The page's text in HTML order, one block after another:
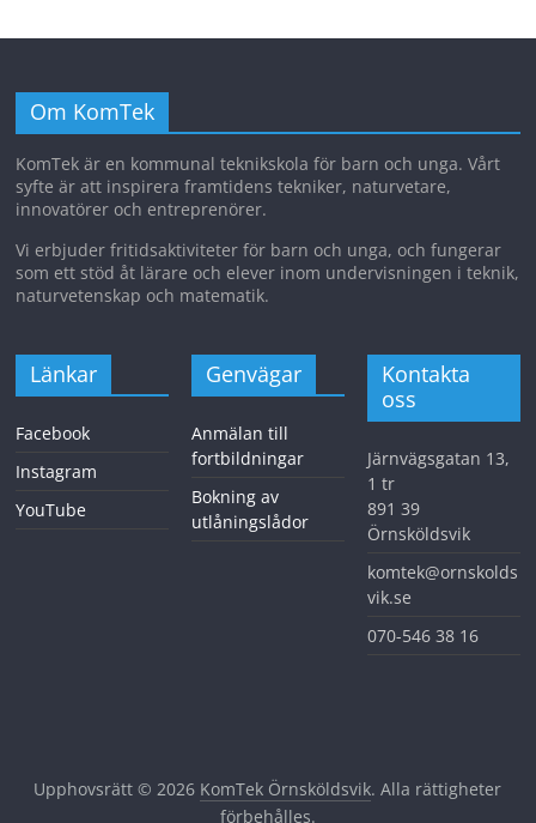
Om KomTek
KomTek är en kommunal teknikskola för barn och unga. Vårt
syfte är att inspirera framtidens tekniker, naturvetare,
innovatörer och entreprenörer.
Vi erbjuder fritidsaktiviteter för barn och unga, och fungerar
som ett stöd åt lärare och elever inom undervisningen i teknik,
naturvetenskap och matematik.
Länkar
Facebook
Instagram
YouTube
Genvägar
Anmälan till
fortbildningar
Bokning av
utlåningslådor
Kontakta
oss
Järnvägsgatan 13,
1 tr
891 39
Örnsköldsvik
komtek@ornskolds
vik.se
070-546 38 16
Upphovsrätt © 2026 KomTek Örnsköldsvik. Alla rättigheter
förbehålles.